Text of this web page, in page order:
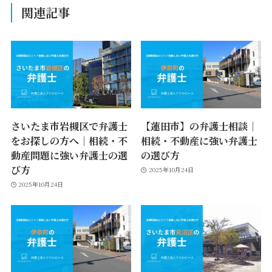
関連記事
さいたま市岩槻区で弁護士
をお探しの方へ｜相続・不
動産問題に強い弁護士の選
び方
2025年10月24日
【蓮田市】の弁護士相談｜
相続・不動産に強い弁護士
の選び方
2025年10月24日